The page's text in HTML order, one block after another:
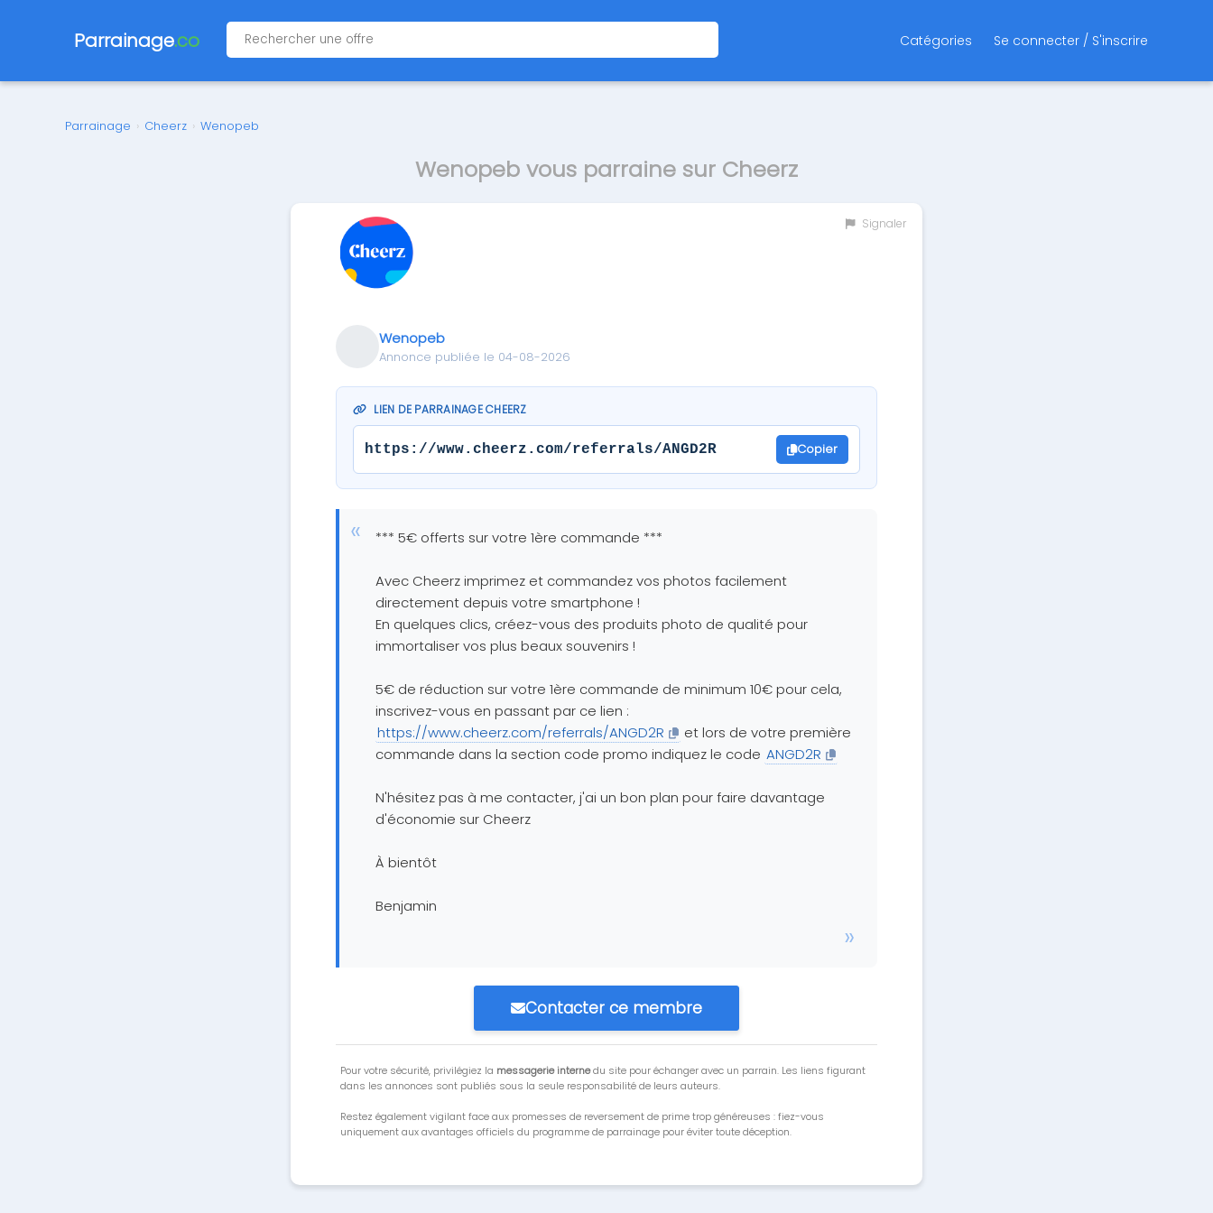
Parrainage.co Catégories Se connecter / S'inscrire
Parrainage › Cheerz › Wenopeb
Wenopeb vous parraine sur Cheerz
Signaler
Wenopeb
Annonce publiée le 04-08-2026
LIEN DE PARRAINAGE CHEERZ
https://www.cheerz.com/referrals/ANGD2R Copier
*** 5€ offerts sur votre 1ère commande ***
Avec Cheerz imprimez et commandez vos photos facilement
directement depuis votre smartphone !
En quelques clics, créez-vous des produits photo de qualité pour
immortaliser vos plus beaux souvenirs !
5€ de réduction sur votre 1ère commande de minimum 10€ pour cela,
inscrivez-vous en passant par ce lien :
https://www.cheerz.com/referrals/ANGD2R
et lors de votre première
commande dans la section code promo indiquez le code ANGD2R
N'hésitez pas à me contacter, j'ai un bon plan pour faire davantage
d'économie sur Cheerz
À bientôt
Benjamin
Contacter ce membre
Pour votre sécurité, privilégiez la messagerie internedu site pour échanger avec un parrain. Les liens figurant
dans les annonces sont publiés sous la seule responsabilité de leurs auteurs.
Restez également vigilant face aux promesses de reversement de prime trop généreuses : fiez-vous
uniquement aux avantages officiels du programme de parrainage pour éviter toute déception.